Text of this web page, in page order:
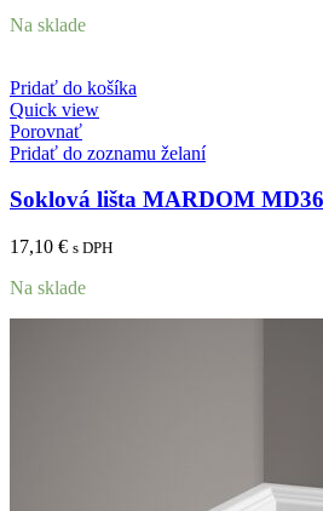
Na sklade
Pridať do košíka
Quick view
Porovnať
Pridať do zoznamu želaní
Soklová lišta MARDOM
17,10 € s DPH
Na sklade